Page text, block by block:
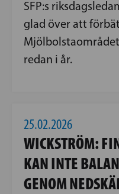
SFP:s
glad över att
redan i år.
25.02.2026
WICKSTRÖM:
KAN INTE
GENOM